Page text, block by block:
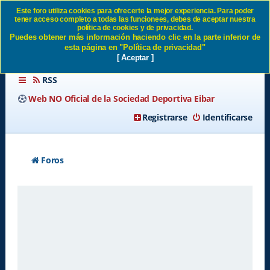
Enviar email de activación SD
Eibar
RSS
Web NO Oficial de la Sociedad Deportiva Eibar
Identificarse
Registrarse
Foros
Este foro utiliza cookies para ofrecerte la mejor experiencia. Para poder
tener acceso completo a todas las funcionees, debes de aceptar nuestra
política de cookies y de privacidad.
Puedes obtener más información haciendo clic en la parte inferior de
esta página en "Política de privacidad"
[ Aceptar ]